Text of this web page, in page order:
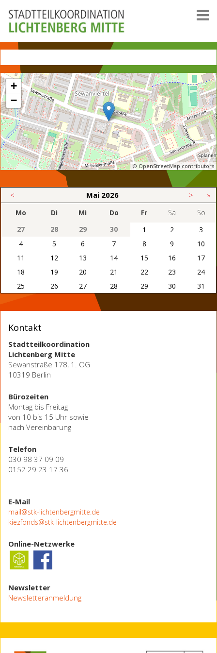
+
−
© OpenStreetMap contributors
< Mai 2026 > »
Mo Di Mi Do Fr Sa
So
27
28 29 30 1 2
3
4
5 6 7 8 9
10
11
12 13 14 15 16
17
18
19 20 21 22 23
24
25
26 27 28 29 30 31
Kontakt
Stadtteilkoordination
Lichtenberg Mitte
Sewanstraße 178, 1. OG
10319 Berlin
Bürozeiten
Montag bis Freitag
von 10 bis 15 Uhr sowie
nach Vereinbarung
Telefon
030 98 37 09 09
0152 29 23 17 36
E-Mail
mail@stk-lichtenbergmitte.de
kiezfonds@stk-lichtenbergmitte.de
Online-Netzwerke
Newsletter
Newsletteranmeldung